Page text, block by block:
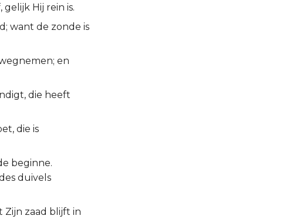
Hij rein is.
want de zonde is
en
die heeft
die is
beginne.
duivels
Zijn zaad blijft in